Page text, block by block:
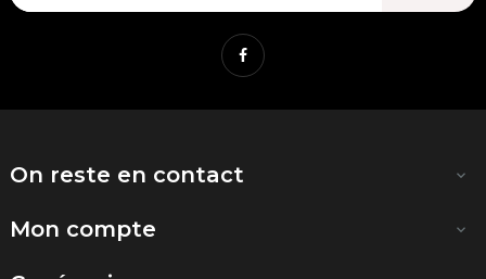
Facebook
On reste en contact 
Mon compte 